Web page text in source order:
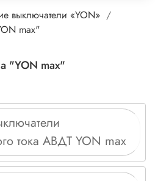
выключатели «YON»
max"
"YON max"
тока АВДТ YON max